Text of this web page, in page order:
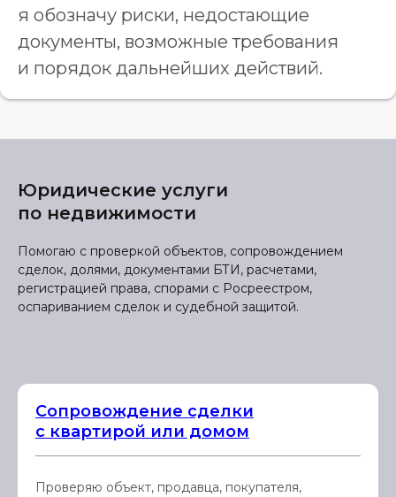
я обозначу риски, недостающие
документы, возможные требования
и порядок дальнейших действий.
Юридические услуги
по недвижимости
Помогаю с проверкой объектов, сопровождением
сделок, долями, документами БТИ, расчетами,
регистрацией права, спорами с Росреестром,
оспариванием сделок и судебной защитой.
Сопровождение сделки
с квартирой или домом
Проверяю объект, продавца, покупателя,